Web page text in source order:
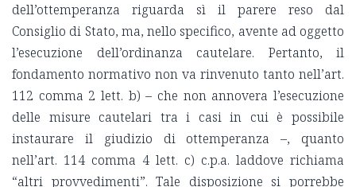
dell’ottemperanza riguarda sì il parere reso dal
Consiglio di Stato, ma, nello specifico, avente ad oggetto
l’esecuzione dell’ordinanza cautelare. Pertanto, il
fondamento normativo non va rinvenuto tanto nell’art.
112 comma 2 lett. b) – che non annovera l’esecuzione
delle misure cautelari tra i casi in cui è possibile
instaurare il giudizio di ottemperanza –, quanto
nell’art. 114 comma 4 lett. c) c.p.a. laddove richiama
“altri provvedimenti”. Tale disposizione si porrebbe